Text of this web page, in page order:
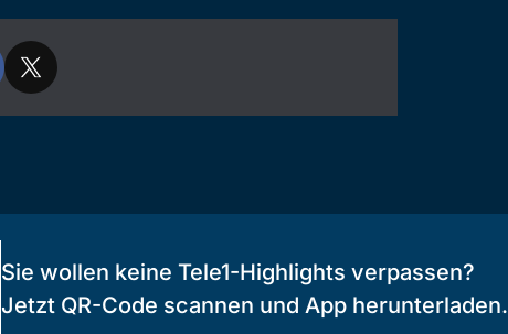
Sie wollen keine Tele1-Highlights verpassen?
Jetzt QR-Code scannen und App herunterladen.